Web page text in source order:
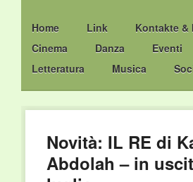
Main menu
Skip
to
content
Home Link
Kontakte &
Cinema
Danza Eventi
Letteratura
Musica
Novità: IL RE di
Abdolah – in